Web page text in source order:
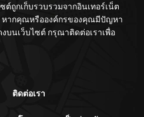
ถูกเก็บรวบรวมจากอินเทอร์เน็ต
หากคุณหรือองค์กรของคุณมีปัญหา
บนเว็บไซต์ กรุณาติดต่อเราเพื่อ
ติดต่อเรา